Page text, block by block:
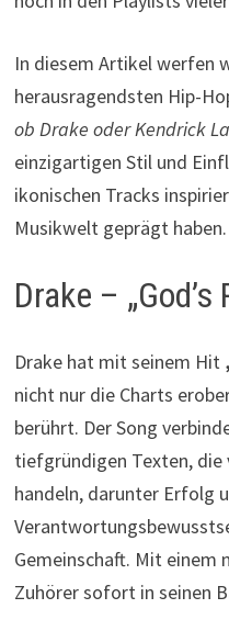
In diesem Artikel werfen
herausragendsten Hip-
ob Drake oder Kendrick
einzigartigen Stil und
ikonischen Tracks
Musikwelt geprägt haben.
Drake – „God’s
Drake hat mit seinem Hit
nicht nur die Charts
berührt. Der Song
tiefgründigen Texten, die
handeln, darunter Erfolg
Gemeinschaft. Mit einem
Zuhörer sofort in seinen